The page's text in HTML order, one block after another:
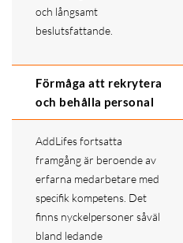
och långsamt
beslutsfattande.
Förmåga att rekrytera
och behålla personal
AddLifes fortsatta
framgång är beroende av
erfarna medarbetare med
specifik kompetens. Det
finns nyckelpersoner såväl
bland ledande